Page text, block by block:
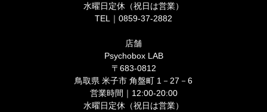
水曜日定休（祝日は営業）
TEL｜0859-37-2882
店舗
Psychobox LAB
〒683-0812
鳥取県 米子市 角盤町 1－27－6
営業時間｜12:00-20:00
水曜日定休（祝日は営業）